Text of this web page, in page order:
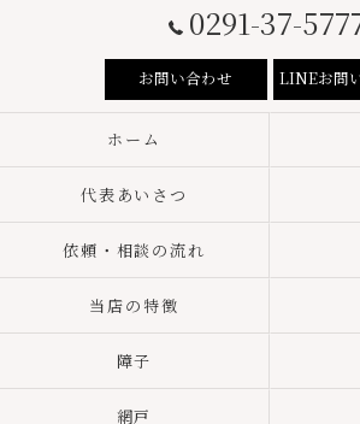
0291-37-
お問い合わせ LINEお問
ホーム
代表あいさつ
依頼・相談の流れ
当店の特徴
障子
網戸